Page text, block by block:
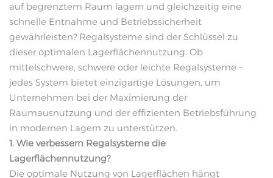
auf begrenztem Raum lagern und gleichzeitig eine
schnelle Entnahme und Betriebssicherheit
gewährleisten? Regalsysteme sind der Schlüssel zu
dieser optimalen Lagerflächennutzung. Ob
mittelschwere, schwere oder leichte Regalsysteme –
jedes System bietet einzigartige Lösungen, um
Unternehmen bei der Maximierung der
Raumausnutzung und der effizienten Betriebsführung
in modernen Lagern zu unterstützen.
1. Wie verbessern Regalsysteme die
Lagerflächennutzung?
Die optimale Nutzung von Lagerflächen hängt